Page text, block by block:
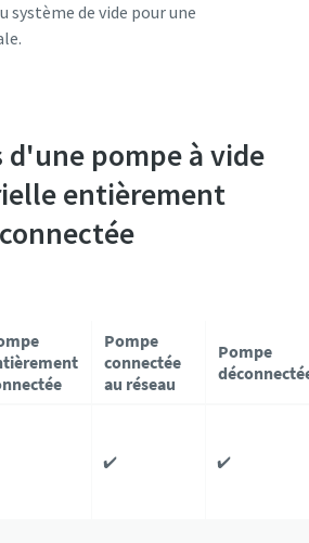
système de vide pour une
d'une pompe à vide
entièrement
connectée
Pompe
connectée
au réseau
Pompe
✔️ ✔️